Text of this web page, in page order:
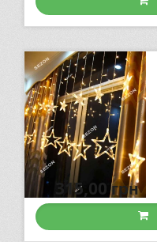
315,00грн